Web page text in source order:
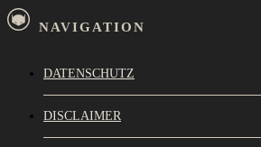
NAVIGATION
DATENSCHUTZ
DISCLAIMER